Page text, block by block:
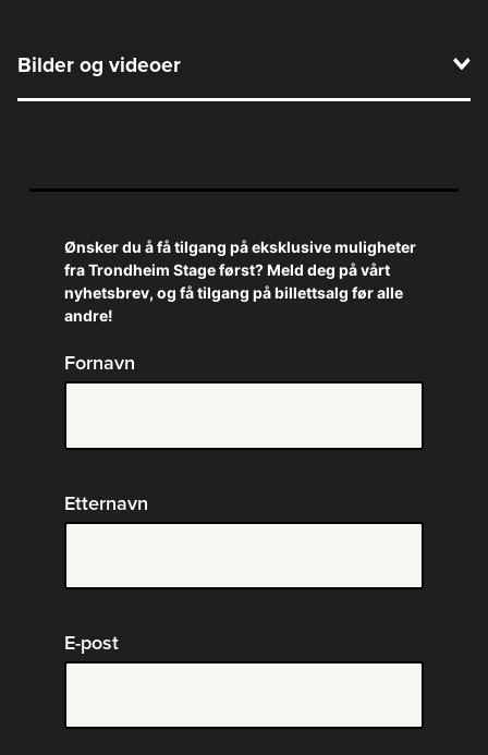
Bilder og videoer
Ønsker du å få tilgang på eksklusive muligheter
fra Trondheim Stage først? Meld deg på vårt
nyhetsbrev, og få tilgang på billettsalg før alle
andre!
Fornavn
Etternavn
E-post